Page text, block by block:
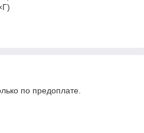
по предоплате.